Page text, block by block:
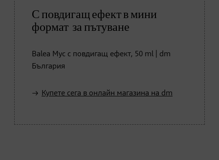
С повдигащ ефект в мини
формат за пътуване
Balea Мус с повдигащ ефект, 50 ml | dm
България
Купете сега в онлайн магазина на dm